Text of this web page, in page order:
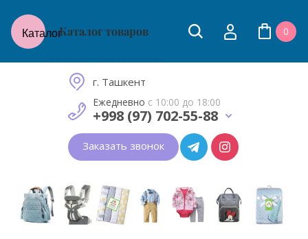
КаталогКаталог товаров
0
Товары для молодых мам
г. Ташкент
Ежедневно с 10:00 до 18:00
+998 (97) 702-55-88
Заказать звонок